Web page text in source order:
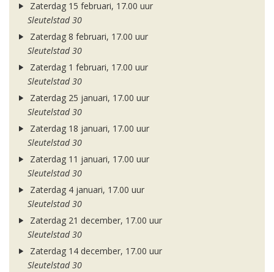
Zaterdag 15 februari, 17.00 uur
Sleutelstad 30
Zaterdag 8 februari, 17.00 uur
Sleutelstad 30
Zaterdag 1 februari, 17.00 uur
Sleutelstad 30
Zaterdag 25 januari, 17.00 uur
Sleutelstad 30
Zaterdag 18 januari, 17.00 uur
Sleutelstad 30
Zaterdag 11 januari, 17.00 uur
Sleutelstad 30
Zaterdag 4 januari, 17.00 uur
Sleutelstad 30
Zaterdag 21 december, 17.00 uur
Sleutelstad 30
Zaterdag 14 december, 17.00 uur
Sleutelstad 30